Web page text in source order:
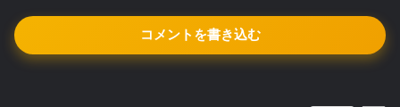
コメントを書き込む